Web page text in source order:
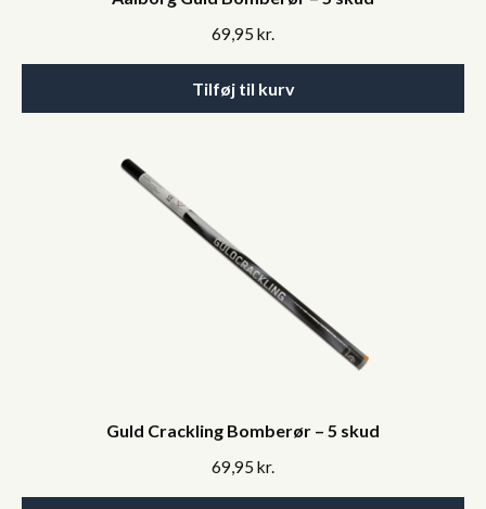
69,95 kr.
Tilføj til kurv
Guld Crackling Bomberør – 5 skud
69,95 kr.